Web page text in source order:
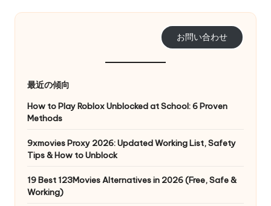
お問い合わせ
最近の傾向
How to Play Roblox Unblocked at School: 6 Proven
Methods
9xmovies Proxy 2026: Updated Working List, Safety
Tips & How to Unblock
19 Best 123Movies Alternatives in 2026 (Free, Safe &
Working)